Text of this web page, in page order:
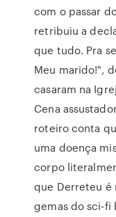
com o passar
retribuiu a
que tudo. Pra
Meu marido!",
casaram na
Cena
roteiro conta
uma doença
corpo
que Derreteu é
gemas do sci-fi